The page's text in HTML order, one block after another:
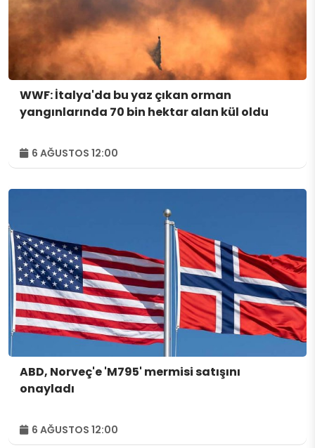
WWF: İtalya'da bu yaz çıkan orman
yangınlarında 70 bin hektar alan kül oldu
6 AĞUSTOS 12:00
ABD, Norveç'e 'M795' mermisi satışını
onayladı
6 AĞUSTOS 12:00